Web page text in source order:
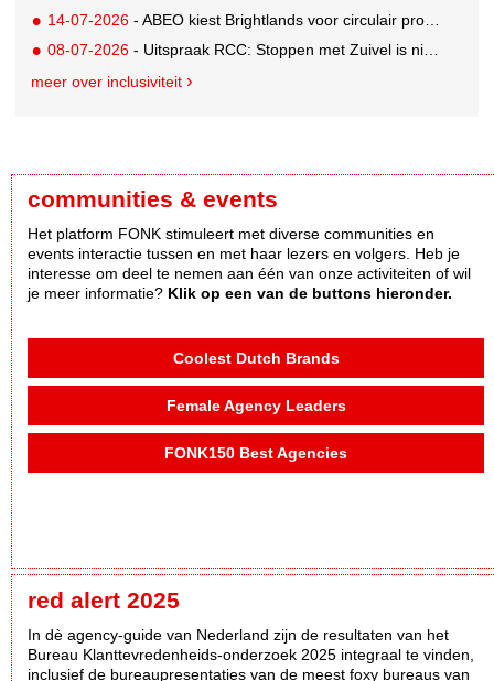
14-07-2026 - ABEO kiest Brightlands voor circulair productontwerp in de sportsector
08-07-2026 - Uitspraak RCC: Stoppen met Zuivel is niet misleidend
meer over inclusiviteit
communities & events
Het platform FONK stimuleert met diverse communities en
events interactie tussen en met haar lezers en volgers. Heb je
interesse om deel te nemen aan één van onze activiteiten of wil
je meer informatie? Klik op een van de buttons hieronder.
Coolest Dutch Brands
Female Agency Leaders
FONK150 Best Agencies
red alert 2025
In dè agency-guide van Nederland zijn de resultaten van het
Bureau Klanttevredenheids-onderzoek 2025 integraal te vinden,
inclusief de bureaupresentaties van de meest foxy bureaus van